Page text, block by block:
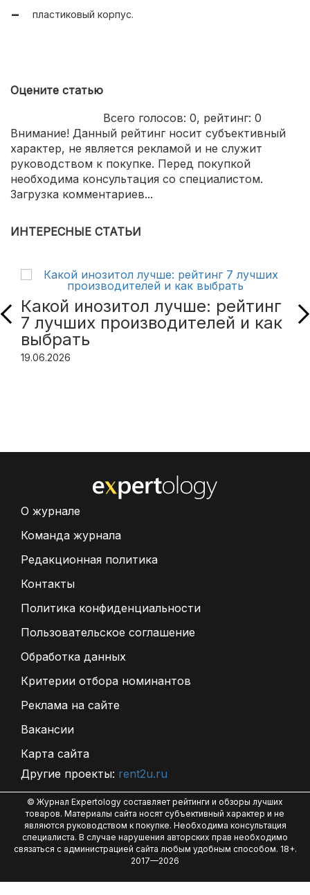
пластиковый корпус.
Оцените статью
Всего голосов: 0, рейтинг: 0
Внимание! Данный рейтинг носит субъективный
характер, не является рекламой и не служит
руководством к покупке. Перед покупкой
необходима консультация со специалистом.
Загрузка комментариев...
ИНТЕРЕСНЫЕ СТАТЬИ
Какой инозитол лучше: рейтинг
7 лучших производителей и как
выбрать
19.06.2026
О журнале
Команда журнала
Редакционная политика
Контакты
Политика конфиденциальности
Пользовательское соглашение
Обработка данных
Критерии отбора номинантов
Реклама на сайте
Вакансии
Карта сайта
Другие проекты: rent2u.ru
© Журнал Expertology составляет рейтинги и обзоры лучших
товаров. Материалы сайта носят субъективный характер и не
являются руководством к покупке. Необходима консультация
специалиста. В случае нарушения авторских прав необходимо
связаться с администрацией сайта любым удобным способом. 18+.
2017—2026